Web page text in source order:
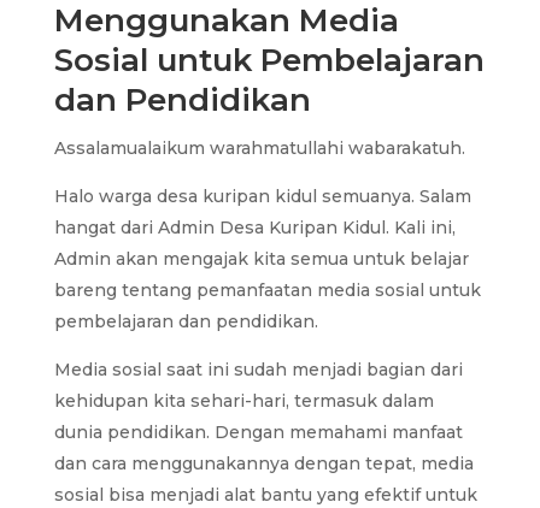
Menggunakan Media
Sosial untuk Pembelajaran
dan Pendidikan
Assalamualaikum warahmatullahi wabarakatuh.
Halo warga desa kuripan kidul semuanya. Salam
hangat dari Admin Desa Kuripan Kidul. Kali ini,
Admin akan mengajak kita semua untuk belajar
bareng tentang pemanfaatan media sosial untuk
pembelajaran dan pendidikan.
Media sosial saat ini sudah menjadi bagian dari
kehidupan kita sehari-hari, termasuk dalam
dunia pendidikan. Dengan memahami manfaat
dan cara menggunakannya dengan tepat, media
sosial bisa menjadi alat bantu yang efektif untuk